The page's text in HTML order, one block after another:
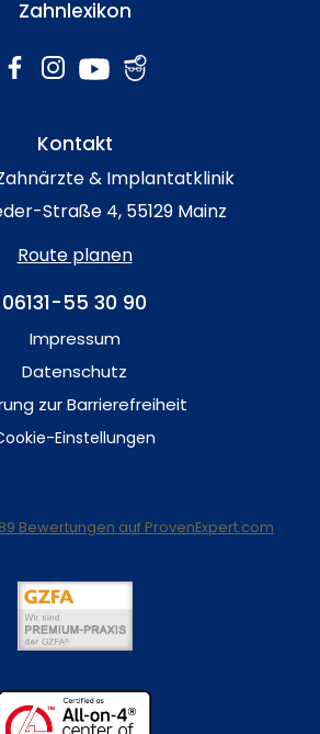
Zahnlexikon
Kontakt
& Implantatklinik
Straße 4, 55129 Mainz
Route planen
06131-55 30 90
Impressum
Datenschutz
zur Barrierefreiheit
Einstellungen
+Implantatklinik
Bewertungen auf ProvenExpert.com